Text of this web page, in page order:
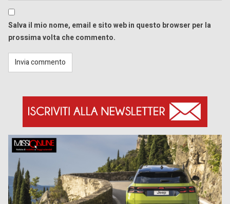
Salva il mio nome, email e sito web in questo browser per la
prossima volta che commento.